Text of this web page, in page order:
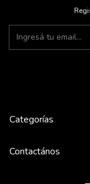
Categorías
Contactános